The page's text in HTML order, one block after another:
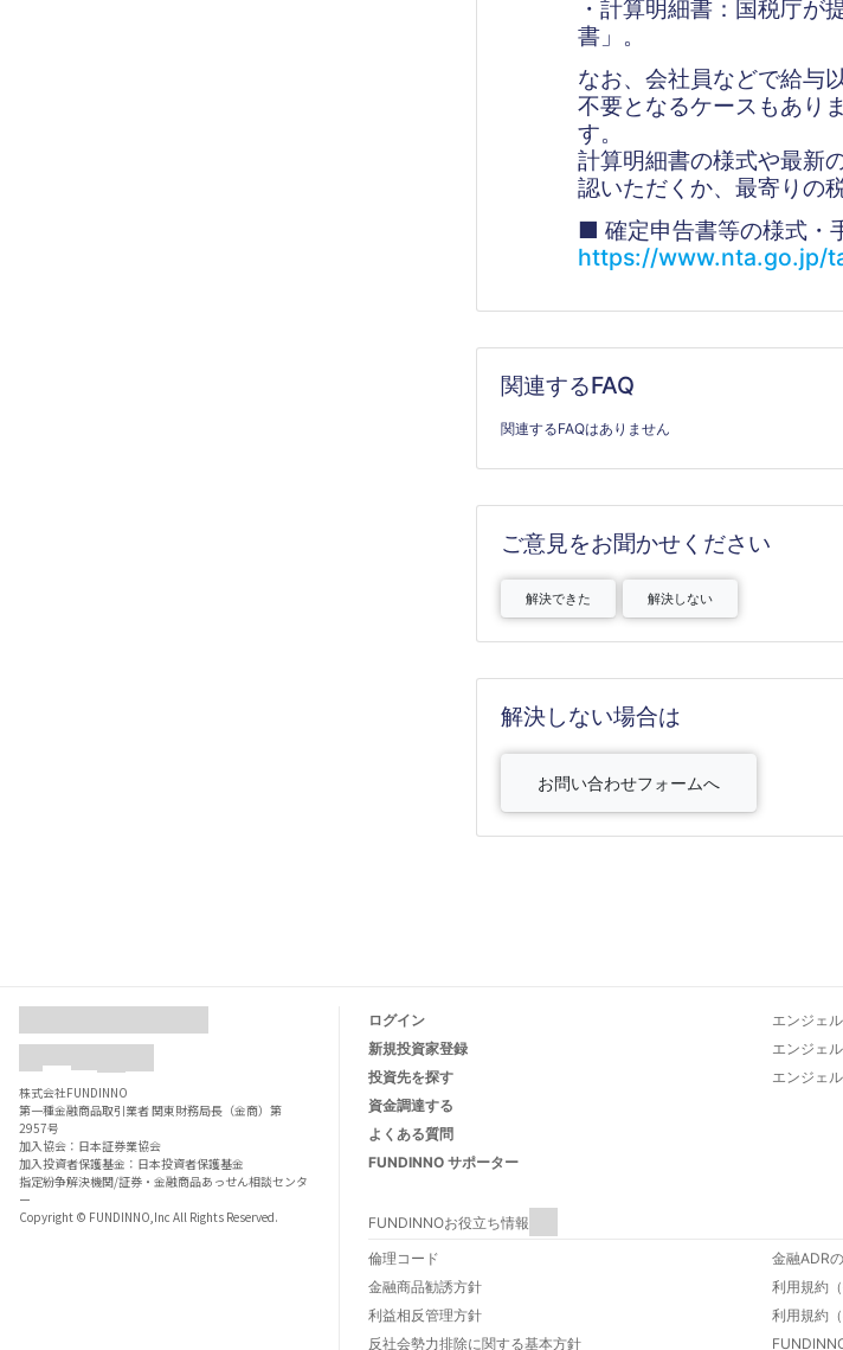
・計算明細書：国税庁が
書」。
なお、会社員などで給与
不要となるケースもあり
す。
計算明細書の様式や最新
認いただくか、最寄りの
■ 確定申告書等の様式・
https://www.nta.go.jp/
関連するFAQ
関連するFAQはありません
ご意見をお聞かせください
解決できた 解決しない
解決しない場合は
お問い合わせフォームへ
株式会社FUNDINNO
第一種金融商品取引業者 関東財務局長（金商）第
2957号
加入協会：日本証券業協会
加入投資者保護基金：日本投資者保護基金
指定紛争解決機関/証券・金融商品あっせん相談センタ
ー
Copyright © FUNDINNO,Inc All Rights Reserved.
ログイン
新規投資家登録
投資先を探す
資金調達する
よくある質問
FUNDINNO サポーター
エンジェ
エンジェ
エンジェ
FUNDINNOお役立ち情報
FUNDINNOとは
FUNDINNOご利用ガイド
数字でわかるFUNDINNO
法人口座開設について
倫理コード
金融商品勧誘方針
利益相反管理方針
反社会勢力排除に関する基本方針
金融ADR
利用規約（
利用規約（